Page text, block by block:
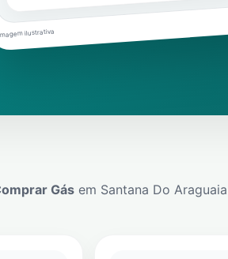
ilustrativa
Gás em Santana Do Araguaia